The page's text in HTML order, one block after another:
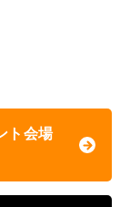
ト会場